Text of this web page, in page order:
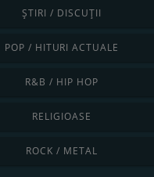
ȘTIRI / DISCUȚII
POP / HITURI ACTUALE
R&B / HIP HOP
RELIGIOASE
ROCK / METAL